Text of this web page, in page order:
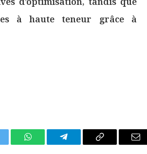
à haute teneur grâce à
WhatsAppTélégrammeCopier
E-